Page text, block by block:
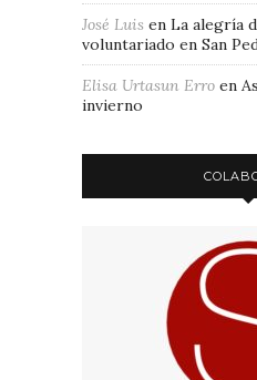
José Luis en La alegría
voluntariado en San
Elisa Urtasun Erro en
invierno